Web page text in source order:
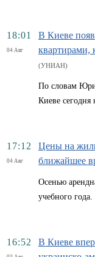
18:01
04 Авг
В Киеве
квартирами,
(УНИАН)
По словам
Киеве сегодня
17:12
04 Авг
Цены на
ближайшее
Осенью
учебного года.
16:52
В Киеве